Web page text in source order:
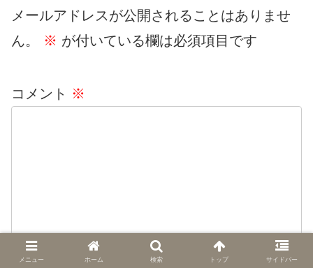
メールアドレスが公開されることはありませ
ん。
※ が付いている欄は必須項目です
コメント ※
メニュー ホーム 検索 トップ サイドバー